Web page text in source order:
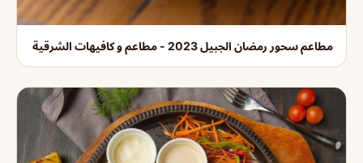
مطاعم سحور رمضان الجبيل 2023 - مطاعم و كافيهات الشرقية